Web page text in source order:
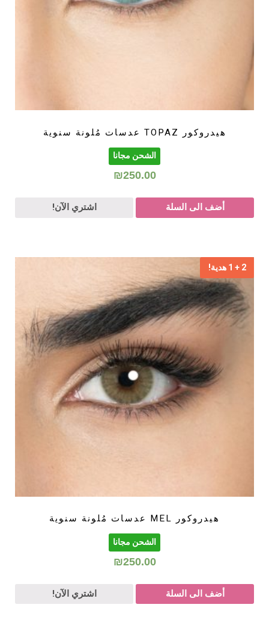
هيدروكور TOPAZ عدسات مُلونة سنوية
الشحن مجانا
₪250.00
أضف الى السلة اشتري الآن!
هيدروكور MEL عدسات مُلونة سنوية
الشحن مجانا
2 + 1 هدية!
₪250.00
أضف الى السلة اشتري الآن!